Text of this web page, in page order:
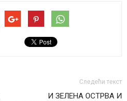
Следећи текст
И ЗЕЛЕНА ОСТРВА И